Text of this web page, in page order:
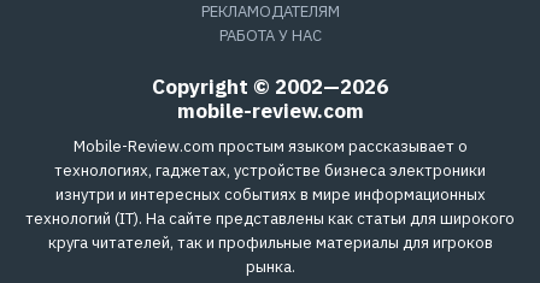
РЕКЛАМОДАТЕЛЯМ
РАБОТА У НАС
Copyright © 2002—2026
mobile-review.com
Mobile-Review.com простым языком рассказывает о
технологиях, гаджетах, устройстве бизнеса электроники
изнутри и интересных событиях в мире информационных
технологий (IT). На сайте представлены как статьи для широкого
круга читателей, так и профильные материалы для игроков
рынка.